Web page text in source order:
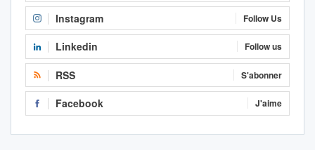
Instagram Follow Us
Linkedin Follow us
RSS S'abonner
Facebook J'aime